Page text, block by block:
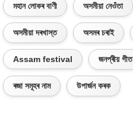
মহান লোকৰ বাণী অসমীয়া নেওঁতা
অসমীয়া দৰখাস্ত অসমৰ চৰাই
Assam festival জনপ্ৰীয় গীত
ৰজা সমূহৰ নাম উপাৰ্জন কৰক